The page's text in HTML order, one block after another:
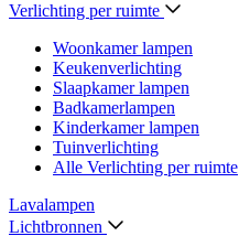
Verlichting per ruimte
Woonkamer lampen
Keukenverlichting
Slaapkamer lampen
Badkamerlampen
Kinderkamer lampen
Tuinverlichting
Alle Verlichting per ruimte
Lavalampen
Lichtbronnen